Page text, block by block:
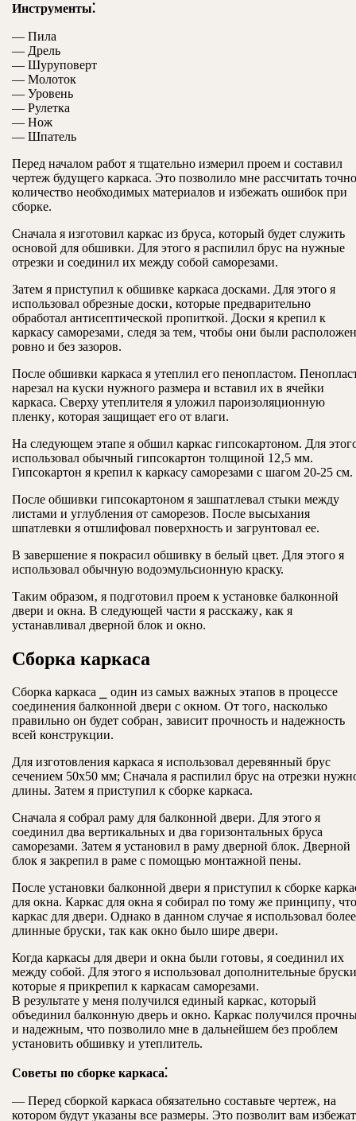
Инструменты⁚
— Пила
— Дрель
— Шуруповерт
— Молоток
— Уровень
— Рулетка
— Нож
— Шпатель
Перед началом работ я тщательно измерил проем и составил
чертеж будущего каркаса. Это позволило мне рассчитать
количество необходимых материалов и избежать ошибок при
сборке.
Сначала я изготовил каркас из бруса‚ который будет служить
основой для обшивки. Для этого я распилил брус на нужные
отрезки и соединил их между собой саморезами.
Затем я приступил к обшивке каркаса досками. Для этого я
использовал обрезные доски‚ которые предварительно
обработал антисептической пропиткой. Доски я крепил к
каркасу саморезами‚ следя за тем‚ чтобы они были
ровно и без зазоров.
После обшивки каркаса я утеплил его пенопластом.
нарезал на куски нужного размера и вставил их в ячейки
каркаса. Сверху утеплителя я уложил пароизоляционную
пленку‚ которая защищает его от влаги.
На следующем этапе я обшил каркас гипсокартоном. Для
использовал обычный гипсокартон толщиной 12‚5 мм.
Гипсокартон я крепил к каркасу саморезами с шагом 20-25 см.
После обшивки гипсокартоном я зашпатлевал стыки между
листами и углубления от саморезов. После высыхания
шпатлевки я отшлифовал поверхность и загрунтовал ее.
В завершение я покрасил обшивку в белый цвет. Для этого я
использовал обычную водоэмульсионную краску.
Таким образом‚ я подготовил проем к установке балконной
двери и окна. В следующей части я расскажу‚ как я
устанавливал дверной блок и окно.
Сборка каркаса
Сборка каркаса ⎯ один из самых важных этапов в процессе
соединения балконной двери с окном. От того‚ насколько
правильно он будет собран‚ зависит прочность и надежность
всей конструкции.
Для изготовления каркаса я использовал деревянный брус
сечением 50х50 мм; Сначала я распилил брус на отрезки
длины. Затем я приступил к сборке каркаса.
Сначала я собрал раму для балконной двери. Для этого я
соединил два вертикальных и два горизонтальных бруса
саморезами. Затем я установил в раму дверной блок. Дверной
блок я закрепил в раме с помощью монтажной пены.
После установки балконной двери я приступил к сборке
для окна. Каркас для окна я собирал по тому же принципу‚
каркас для двери. Однако в данном случае я использовал более
длинные бруски‚ так как окно было шире двери.
Когда каркасы для двери и окна были готовы‚ я соединил их
между собой. Для этого я использовал дополнительные
которые я прикрепил к каркасам саморезами.
В результате у меня получился единый каркас‚ который
объединил балконную дверь и окно. Каркас получился
и надежным‚ что позволило мне в дальнейшем без проблем
установить обшивку и утеплитель.
Советы по сборке каркаса⁚
— Перед сборкой каркаса обязательно составьте чертеж‚ на
котором будут указаны все размеры. Это позволит вам